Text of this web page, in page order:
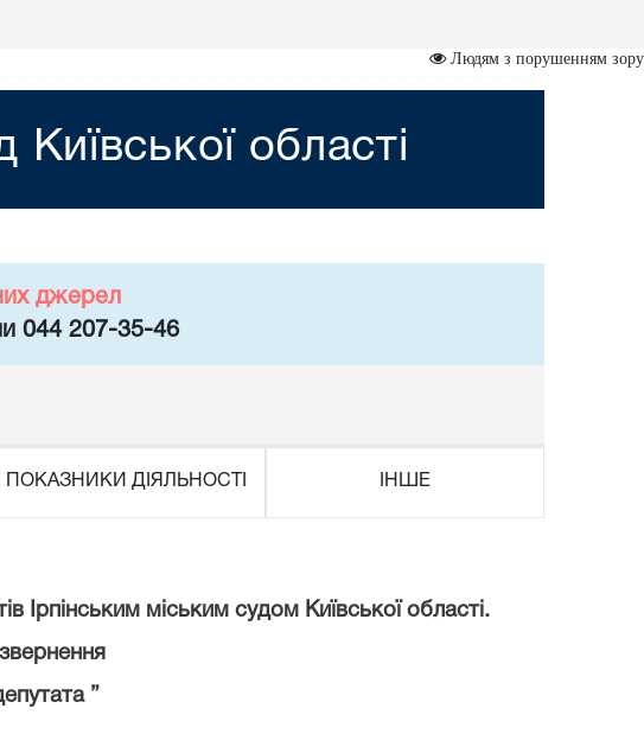
Людям з порушенням зору
Київської області
джерел
044 207-35-46
ПОКАЗНИКИ ДІЯЛЬНОСТІ ІНШЕ
Ірпінським міським судом Київської області.
”